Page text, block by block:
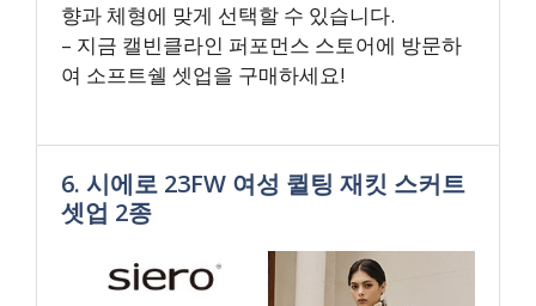
향과 체형에 맞게 선택할 수 있습니다.
– 지금 캘빈클라인 퍼포먼스 스토어에 방문하
여 소프트쉘 셋업을 구매하세요!
6. 시에로 23FW 여성 퀼팅 재킷 스커트
셋업 2종